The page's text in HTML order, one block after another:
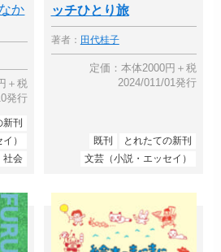
か
＋税
発行
新刊
）
社会
ッチひとり旅
著者： 田代桂子
定価：本体2000円＋税
2024/011/01発行
既刊
とれたての新刊
文芸（小説・エッセイ）